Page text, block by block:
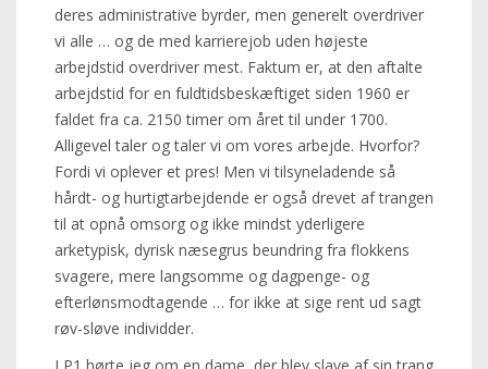
deres administrative byrder, men generelt overdriver
vi alle … og de med karrierejob uden højeste
arbejdstid overdriver mest. Faktum er, at den aftalte
arbejdstid for en fuldtidsbeskæftiget siden 1960 er
faldet fra ca. 2150 timer om året til under 1700.
Alligevel taler og taler vi om vores arbejde. Hvorfor?
Fordi vi oplever et pres! Men vi tilsyneladende så
hårdt- og hurtigtarbejdende er også drevet af trangen
til at opnå omsorg og ikke mindst yderligere
arketypisk, dyrisk næsegrus beundring fra flokkens
svagere, mere langsomme og dagpenge- og
efterlønsmodtagende … for ikke at sige rent ud sagt
røv-sløve individder.